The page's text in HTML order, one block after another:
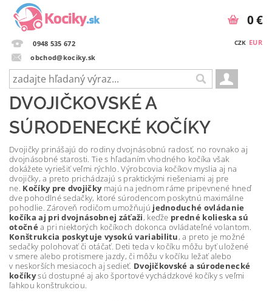
0948 535 672
obchod@kociky.sk
CZK EUR
0 €
DVOJIČKOVSKÉ A
SÚRODENECKÉ KOČÍKY
Dvojičky prinášajú do rodiny dvojnásobnú radosť, no rovnako aj
dvojnásobné starosti. Tie s hľadaním vhodného kočíka však
dokážete vyriešiť veľmi rýchlo. Výrobcovia kočíkov myslia aj na
dvojičky, a preto prichádzajú s praktickými riešeniami aj pre
ne. Kočíky pre dvojičkymajú na jednom ráme pripevnené hneď
dve pohodlné sedačky, ktoré súrodencom poskytnú maximálne
pohodlie. Zároveň rodičom umožňujú jednoduché ovládanie
kočíka aj pri dvojnásobnej záťaži, keďže predné kolieska sú
otočné a pri niektorých kočíkoch dokonca ovládateľné volantom.
Konštrukcia poskytuje vysokú variabilitu, a preto je možné
sedačky polohovať či otáčať. Deti teda v kočíku môžu byť uložené
v smere alebo protismere jazdy, či môžu v kočíku ležať alebo
v neskorších mesiacoch aj sedieť. Dvojičkovské a súrodenecké
kočíkysú dostupné aj ako športové vychádzkové kočíky s veľmi
ľahkou konštrukciou.